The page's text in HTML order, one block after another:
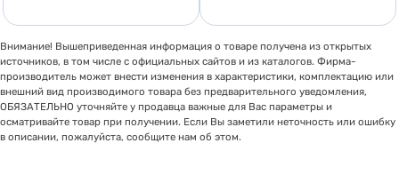
Внимание! Вышеприведенная информация о товаре получена из открытых
источников, в том числе с официальных сайтов и из каталогов. Фирма-
производитель может внести изменения в характеристики, комплектацию или
внешний вид производимого товара без предварительного уведомления,
ОБЯЗАТЕЛЬНО уточняйте у продавца важные для Вас параметры и
осматривайте товар при получении. Если Вы заметили неточность или ошибку
в описании, пожалуйста, сообщите нам об этом.